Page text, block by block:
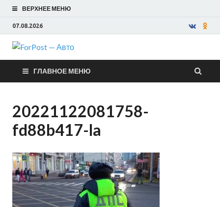
ВЕРХНЕЕ МЕНЮ
07.08.2026
ForPost —
Авто
ГЛАВНОЕ МЕНЮ
20221122081758-
fd88b417-la